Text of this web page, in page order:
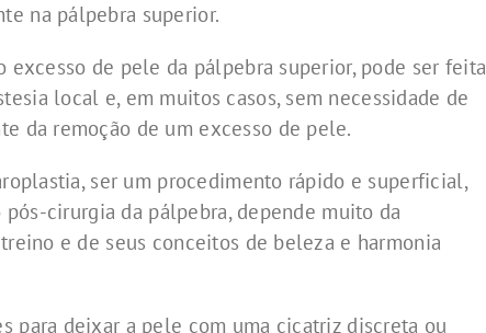
na pálpebra superior.
de pele da pálpebra superior, pode ser feita
local e, em muitos casos, sem necessidade de
da remoção de um excesso de pele.
ser um procedimento rápido e superficial,
cirurgia da pálpebra, depende muito da
e de seus conceitos de beleza e harmonia
para deixar a pele com uma cicatriz discreta ou